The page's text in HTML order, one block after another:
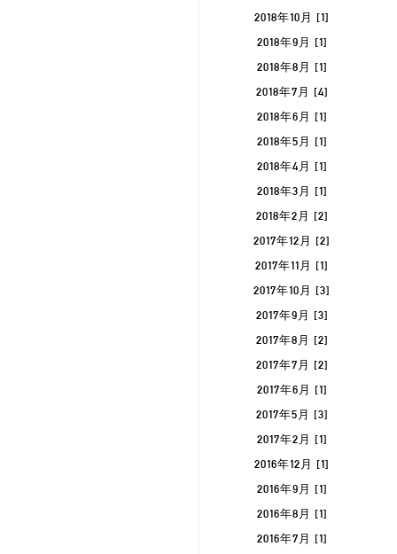
2018年10月 [1]
2018年9月 [1]
2018年8月 [1]
2018年7月 [4]
2018年6月 [1]
2018年5月 [1]
2018年4月 [1]
2018年3月 [1]
2018年2月 [2]
2017年12月 [2]
2017年11月 [1]
2017年10月 [3]
2017年9月 [3]
2017年8月 [2]
2017年7月 [2]
2017年6月 [1]
2017年5月 [3]
2017年2月 [1]
2016年12月 [1]
2016年9月 [1]
2016年8月 [1]
2016年7月 [1]